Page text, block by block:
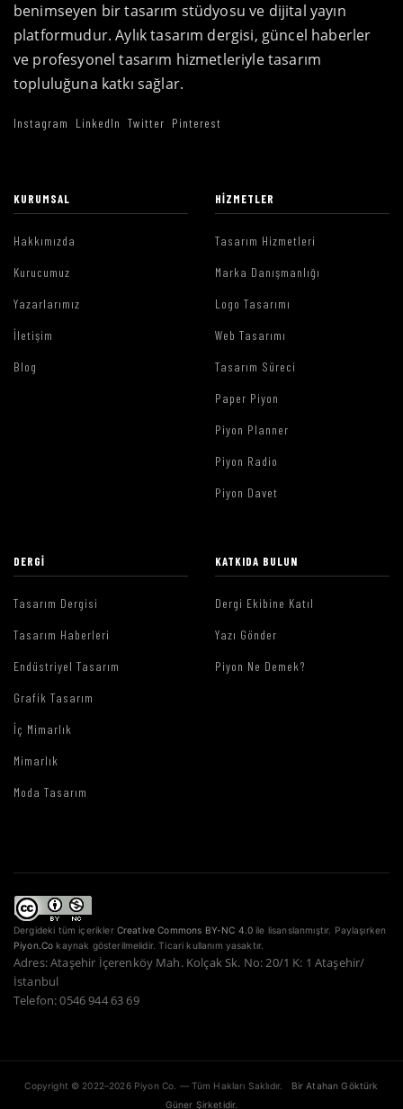
benimseyen bir tasarım stüdyosu ve dijital yayın
platformudur. Aylık tasarım dergisi, güncel haberler
ve profesyonel tasarım hizmetleriyle tasarım
topluluğuna katkı sağlar.
Instagram LinkedIn Twitter Pinterest
KURUMSAL
Hakkımızda
Kurucumuz
Yazarlarımız
İletişim
Blog
HIZMETLER
Tasarım Hizmetleri
Marka Danışmanlığı
Logo Tasarımı
Web Tasarımı
Tasarım Süreci
Paper Piyon
Piyon Planner
Piyon Radio
Piyon Davet
DERGI
Tasarım Dergisi
Tasarım Haberleri
Endüstriyel Tasarım
Grafik Tasarım
İç Mimarlık
Mimarlık
Moda Tasarım
KATKIDA BULUN
Dergi Ekibine Katıl
Yazı Gönder
Piyon Ne Demek?
Dergideki tüm içerikler Creative Commons BY-NC 4.0 ile lisanslanmıştır. Paylaşırken
Piyon.Co kaynak gösterilmelidir. Ticari kullanım yasaktır.
Adres: Ataşehir İçerenköy Mah. Kolçak Sk. No: 20/1 K: 1 Ataşehir/
İstanbul
Telefon: 0546 944 63 69
Copyright © 2022–2026 Piyon Co. — Tüm Hakları Saklıdır.
Bir Atahan Göktürk
Güner Şirketidir.